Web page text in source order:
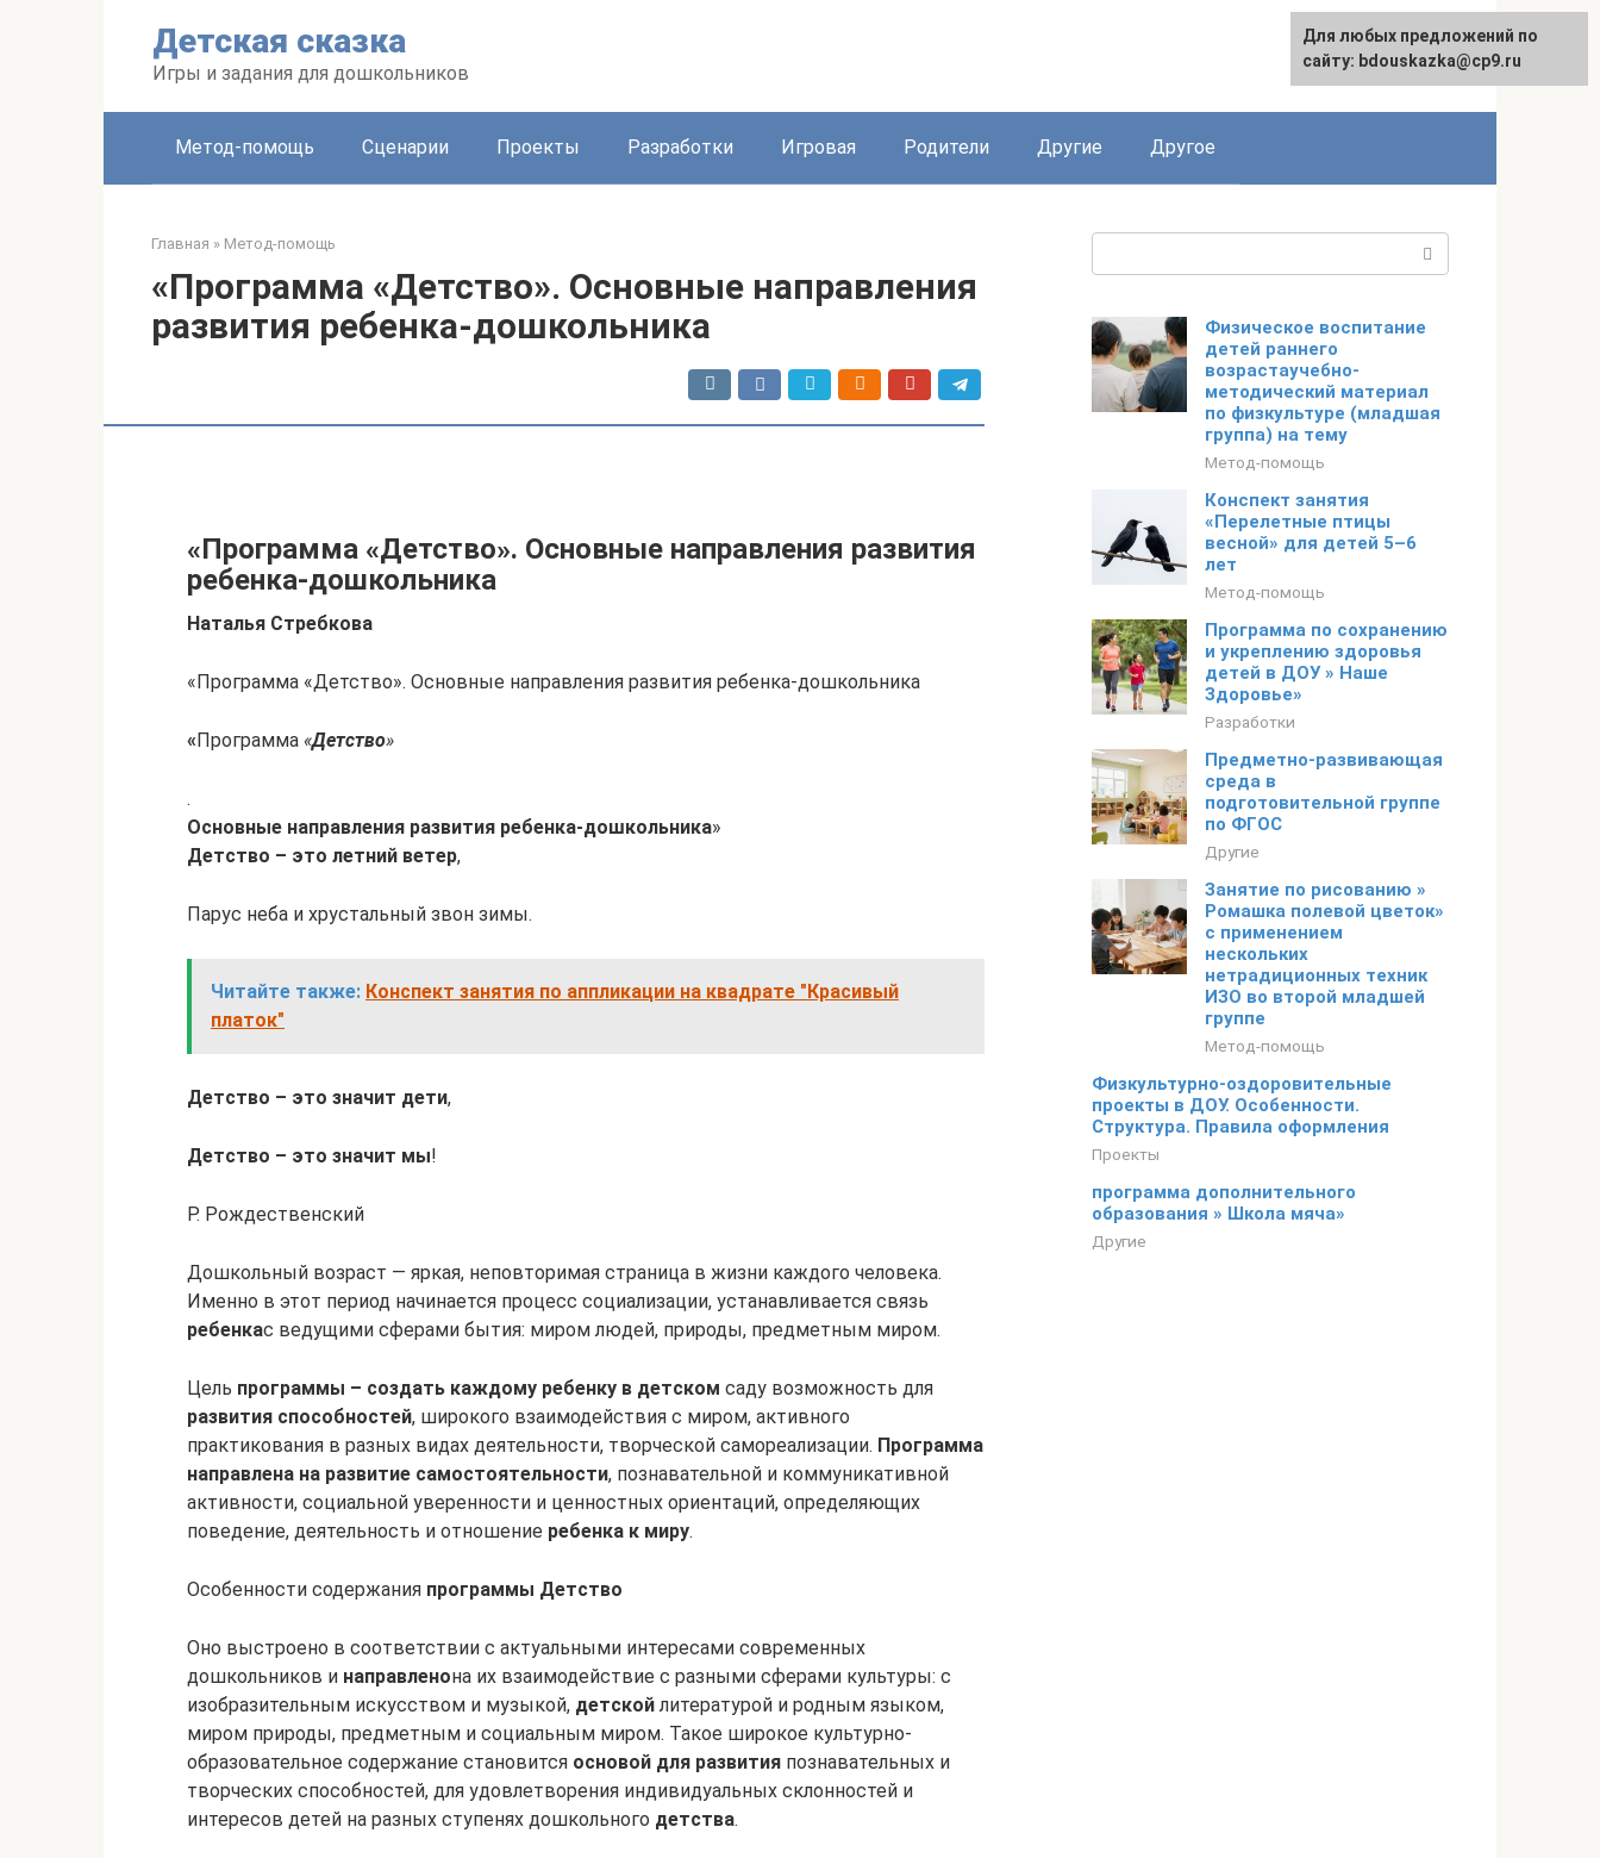
Детская сказка
Игры и задания для дошкольников
Метод-помощь Сценарии Проекты Разработки Игровая Родители Другие Другое
Главная » Метод-помощь
«Программа «Детство». Основные направления
развития ребенка-дошкольника
«Программа «Детство». Основные направления развития
ребенка-дошкольника
Наталья Стребкова
«Программа «Детство». Основные направления развития ребенка-дошкольника
«Программа «Детство»
.
Основные направления развития ребенка-дошкольника»
Детство – это летний ветер,
Парус неба и хрустальный звон зимы.
Читайте также: Конспект занятия по аппликации на квадрате "Красивый
платок"
Детство – это значит дети,
Детство – это значит мы!
Р. Рождественский
Дошкольный возраст — яркая, неповторимая страница в жизни каждого человека.
Именно в этот период начинается процесс социализации, устанавливается связь
ребенкас ведущими сферами бытия: миром людей, природы, предметным миром.
Цель программы – создать каждому ребенку в детском саду возможность для
развития способностей, широкого взаимодействия с миром, активного
практикования в разных видах деятельности, творческой самореализации. Программа
направлена на развитие самостоятельности, познавательной и коммуникативной
активности, социальной уверенности и ценностных ориентаций, определяющих
поведение, деятельность и отношение ребенка к миру.
Особенности содержания программы Детство
Оно выстроено в соответствии с актуальными интересами современных
дошкольников и направленона их взаимодействие с разными сферами культуры: с
изобразительным искусством и музыкой, детскойлитературой и родным языком,
миром природы, предметным и социальным миром. Такое широкое культурно-
образовательное содержание становится основой для развития познавательных и
творческих способностей, для удовлетворения индивидуальных склонностей и
интересов детей на разных ступенях дошкольного детства.
Физическое воспитание
детей раннего
возрастаучебно-
методический материал
по физкультуре (младшая
группа) на тему
Метод-помощь
Конспект занятия
«Перелетные птицы
весной» для детей 5–6
лет
Метод-помощь
Программа по сохранению
и укреплению здоровья
детей в ДОУ » Наше
Здоровье»
Разработки
Предметно-развивающая
среда в
подготовительной группе
по ФГОС
Другие
Занятие по рисованию »
Ромашка полевой цветок»
с применением
нескольких
нетрадиционных техник
ИЗО во второй младшей
группе
Метод-помощь
Физкультурно-оздоровительные
проекты в ДОУ. Особенности.
Структура. Правила оформления
Проекты
программа дополнительного
образования » Школа мяча»
Другие
Для любых предложений по
сайту: bdouskazka@cp9.ru